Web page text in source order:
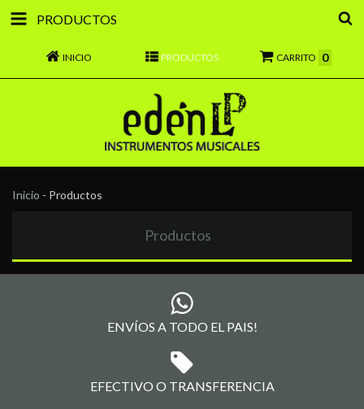
PRODUCTOS
INICIO PRODUCTOS CARRITO 0
Inicio - Productos
Productos
ENVÍOS A TODO EL PAIS!
EFECTIVO O TRANSFERENCIA